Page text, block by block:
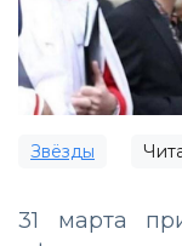
Звёзды
31 марта